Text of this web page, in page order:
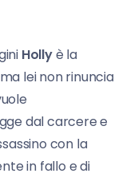
Hollyè la
lei non rinuncia
dal carcere e
con la
in fallo e di